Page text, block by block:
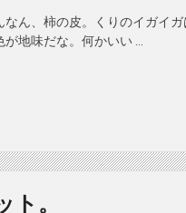
ん、柿の皮。くりのイガイ
地味だな。何かいい …
。